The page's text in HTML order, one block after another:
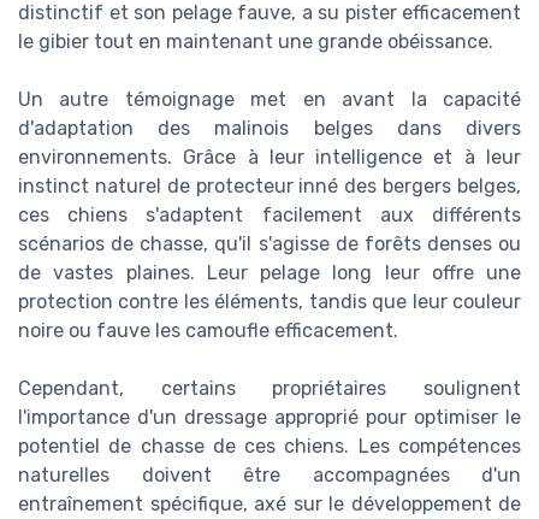
distinctif et son pelage fauve, a su pister efficacement
le gibier tout en maintenant une grande obéissance.
Un autre témoignage met en avant la capacité
d'adaptation des malinois belges dans divers
environnements. Grâce à leur intelligence et à leur
instinct naturel de protecteur inné des bergers belges,
ces chiens s'adaptent facilement aux différents
scénarios de chasse, qu'il s'agisse de forêts denses ou
de vastes plaines. Leur pelage long leur offre une
protection contre les éléments, tandis que leur couleur
noire ou fauve les camoufle efficacement.
Cependant, certains propriétaires soulignent
l'importance d'un dressage approprié pour optimiser le
potentiel de chasse de ces chiens. Les compétences
naturelles doivent être accompagnées d'un
entraînement spécifique, axé sur le développement de